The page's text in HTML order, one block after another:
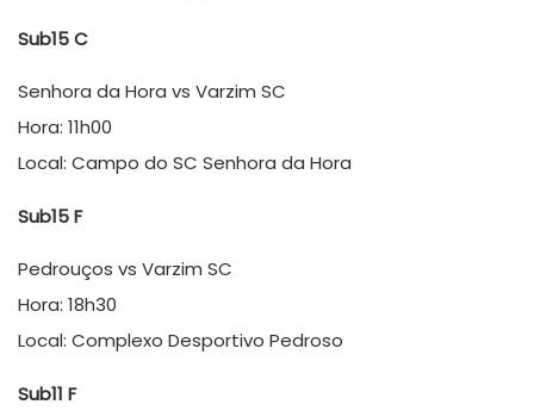
Sub15 C
Senhora da Hora vs Varzim SC
Hora: 11h00
Local: Campo do SC Senhora da Hora
Sub15 F
Pedrouços vs Varzim SC
Hora: 18h30
Local: Complexo Desportivo Pedroso
Sub11 F